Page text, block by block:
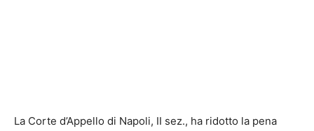
La Corte d’Appello di Napoli, II sez., ha ridotto la pena